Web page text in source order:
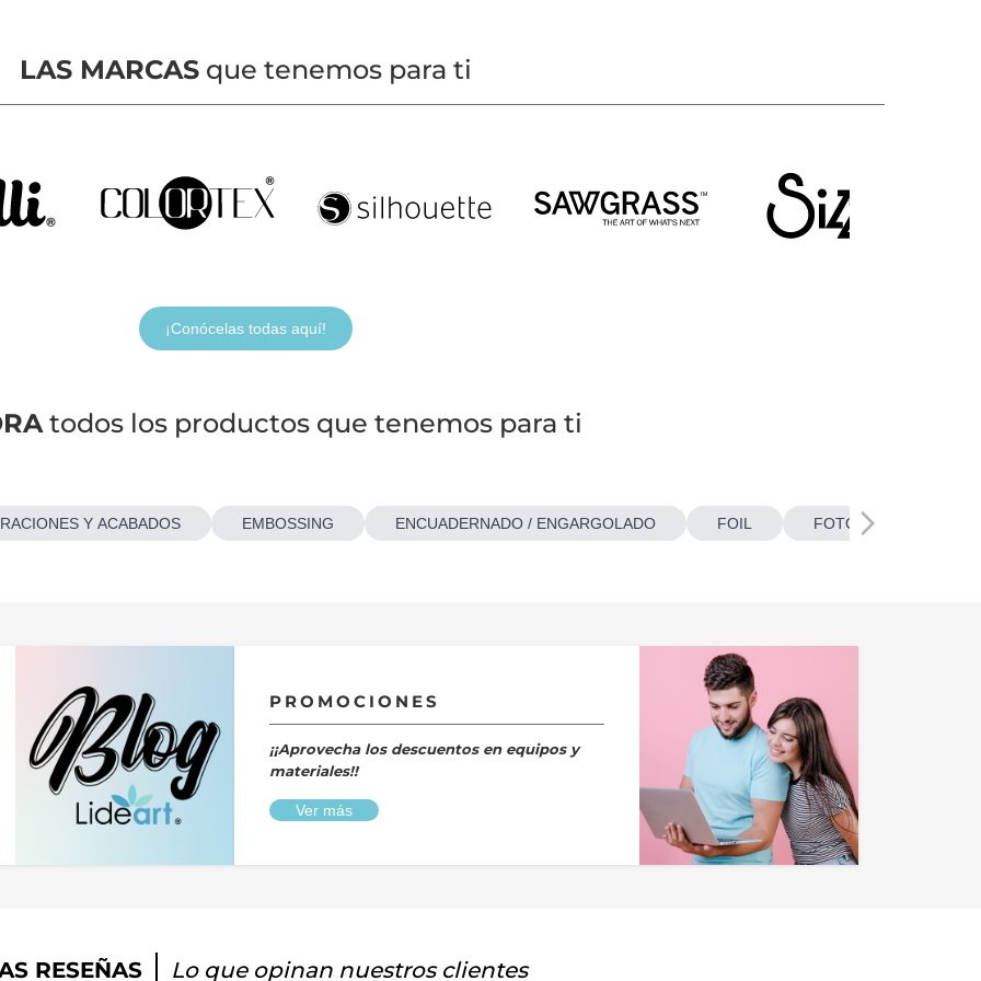
LAS MARCASque tenemos para ti
¡Conócelas todas aquí!
todos los productos que tenemos para ti
Y ACABADOS EMBOSSING ENCUADERNADO / ENGARGOLADO FOIL FOTOBOTONES
PROMOCIONES
¡¡Aprovecha los descuentos en equipos y
materiales!!
Ver más
RESEÑAS Lo que opinan nuestros clientes